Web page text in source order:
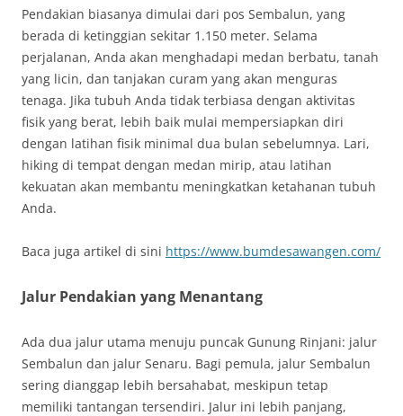
Pendakian biasanya dimulai dari pos Sembalun, yang
berada di ketinggian sekitar 1.150 meter. Selama
perjalanan, Anda akan menghadapi medan berbatu, tanah
yang licin, dan tanjakan curam yang akan menguras
tenaga. Jika tubuh Anda tidak terbiasa dengan aktivitas
fisik yang berat, lebih baik mulai mempersiapkan diri
dengan latihan fisik minimal dua bulan sebelumnya. Lari,
hiking di tempat dengan medan mirip, atau latihan
kekuatan akan membantu meningkatkan ketahanan tubuh
Anda.
Baca juga artikel di sini https://www.bumdesawangen.com/
Jalur Pendakian yang Menantang
Ada dua jalur utama menuju puncak Gunung Rinjani: jalur
Sembalun dan jalur Senaru. Bagi pemula, jalur Sembalun
sering dianggap lebih bersahabat, meskipun tetap
memiliki tantangan tersendiri. Jalur ini lebih panjang,